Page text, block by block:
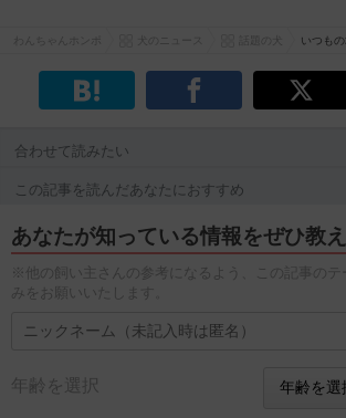
いつも
合わせて読みたい
この記事を読んだあなたにおすすめ
あなたが知っている情報をぜひ教
※他の飼い主さんの参考になるよう、この記事のテ
みをお願いいたします。
年齢を選択